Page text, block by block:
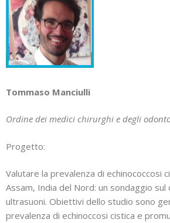
Tommaso Manciulli
Ordine dei medici chirurghi e degli
Progetto:
Valutare la prevalenza di echinococcosi
Assam, India del Nord: un sondaggio sul
ultrasuoni. Obiettivi dello studio sono
prevalenza di echinoccosi cistica e